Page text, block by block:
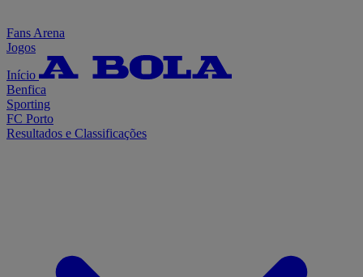
Fans Arena
Jogos
Início
Benfica
Sporting
FC Porto
Resultados e Classificações